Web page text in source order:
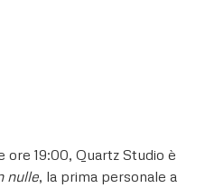
19:00, Quartz Studio è
nulle, la prima personale a